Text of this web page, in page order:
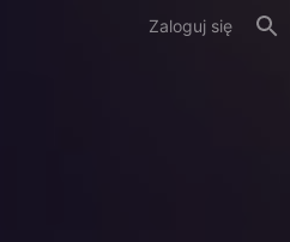
Zaloguj się